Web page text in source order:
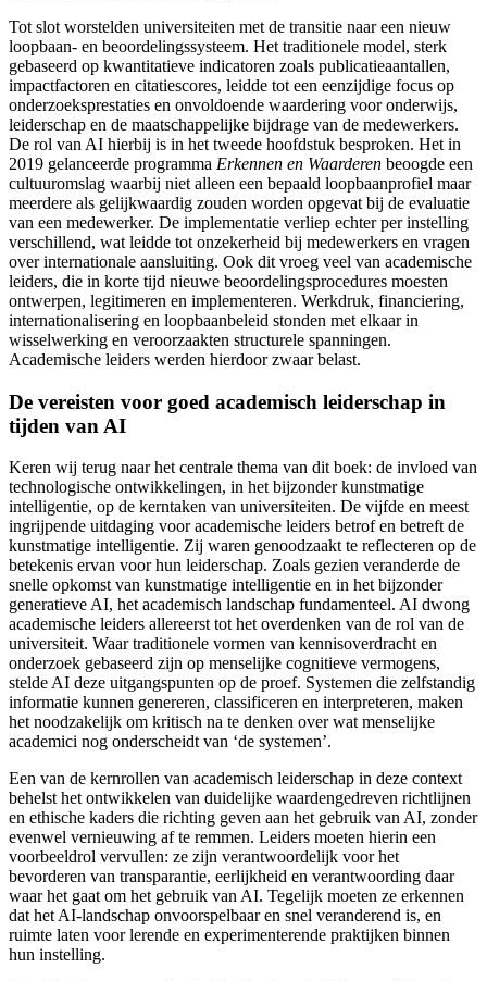
Tot slot worstelden universiteiten met de transitie naar een nieuw
loopbaan- en beoordelingssysteem. Het traditionele model, sterk
gebaseerd op kwantitatieve indicatoren zoals publicatieaantallen,
impactfactoren en citatiescores, leidde tot een eenzijdige focus op
onderzoeksprestaties en onvoldoende waardering voor onderwijs,
leiderschap en de maatschappelijke bijdrage van de medewerkers.
De rol van AI hierbij is in het tweede hoofdstuk besproken. Het in
2019 gelanceerde programma Erkennen en Waarderen beoogde een
cultuuromslag waarbij niet alleen een bepaald loopbaanprofiel maar
meerdere als gelijkwaardig zouden worden opgevat bij de evaluatie
van een medewerker. De implementatie verliep echter per instelling
verschillend, wat leidde tot onzekerheid bij medewerkers en vragen
over internationale aansluiting. Ook dit vroeg veel van academische
leiders, die in korte tijd nieuwe beoordelingsprocedures moesten
ontwerpen, legitimeren en implementeren. Werkdruk, financiering,
internationalisering en loopbaanbeleid stonden met elkaar in
wisselwerking en veroorzaakten structurele spanningen.
Academische leiders werden hierdoor zwaar belast.
De vereisten voor goed academisch leiderschap in
tijden van AI
Keren wij terug naar het centrale thema van dit boek: de invloed van
technologische ontwikkelingen, in het bijzonder kunstmatige
intelligentie, op de kerntaken van universiteiten. De vijfde en meest
ingrijpende uitdaging voor academische leiders betrof en betreft de
kunstmatige intelligentie. Zij waren genoodzaakt te reflecteren op de
betekenis ervan voor hun leiderschap. Zoals gezien veranderde de
snelle opkomst van kunstmatige intelligentie en in het bijzonder
generatieve AI, het academisch landschap fundamenteel. AI dwong
academische leiders allereerst tot het overdenken van de rol van de
universiteit. Waar traditionele vormen van kennisoverdracht en
onderzoek gebaseerd zijn op menselijke cognitieve vermogens,
stelde AI deze uitgangspunten op de proef. Systemen die zelfstandig
informatie kunnen genereren, classificeren en interpreteren, maken
het noodzakelijk om kritisch na te denken over wat menselijke
academici nog onderscheidt van ‘de systemen’.
Een van de kernrollen van academisch leiderschap in deze context
behelst het ontwikkelen van duidelijke waardengedreven richtlijnen
en ethische kaders die richting geven aan het gebruik van AI, zonder
evenwel vernieuwing af te remmen. Leiders moeten hierin een
voorbeeldrol vervullen: ze zijn verantwoordelijk voor het
bevorderen van transparantie, eerlijkheid en verantwoording daar
waar het gaat om het gebruik van AI. Tegelijk moeten ze erkennen
dat het AI-landschap onvoorspelbaar en snel veranderend is, en
ruimte laten voor lerende en experimenterende praktijken binnen
hun instelling.